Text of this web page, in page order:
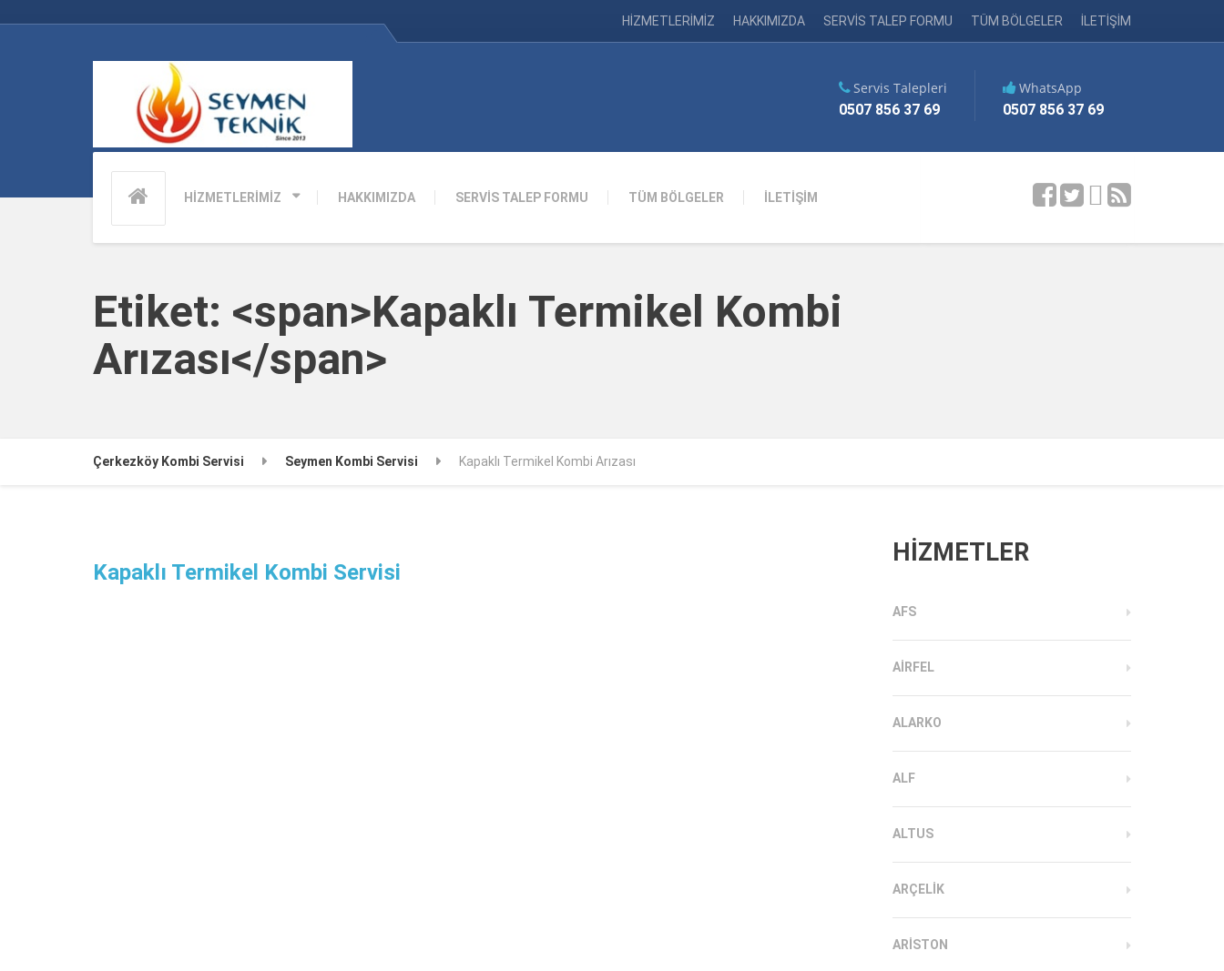
HİZMETLERİMİZ HAKKIMIZDA SERVİS TALEP FORMU TÜM BÖLGELER İLETİŞİM
HİZMETLERİMİZ HAKKIMIZDA SERVİS TALEP FORMU TÜM BÖLGELER İLETİŞİM
Servis Talepleri
0507 856 37 69
WhatsApp
0507 856 37 69
Etiket: <span>Kapaklı Termikel Kombi
Arızası</span>
Çerkezköy Kombi Servisi Seymen Kombi Servisi Kapaklı Termikel Kombi Arızası
Kapaklı Termikel Kombi Servisi
HİZMETLER
AFS
AIRFEL
ALARKO
ALF
ALTUS
ARÇELIK
ARISTON